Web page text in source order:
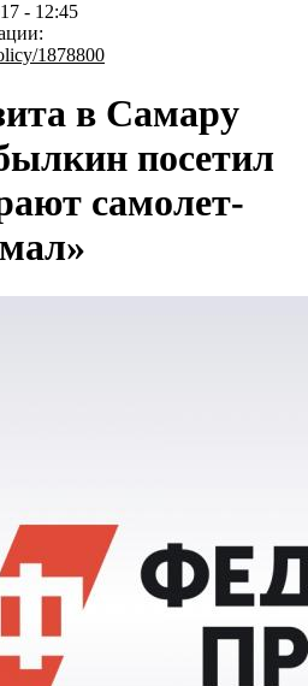
- 12:45
1878800
в Самару
посетил
самолет-